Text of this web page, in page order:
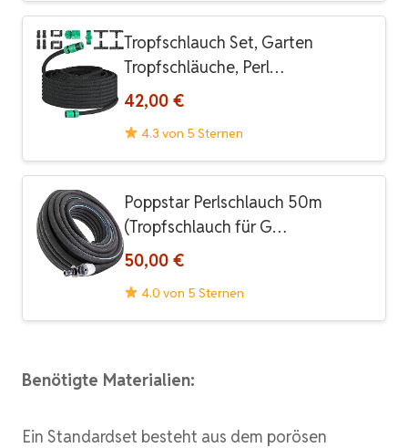
Tropfschlauch Set, Garten
Tropfschläuche, Perl…
42,00 €
4.3 von 5 Sternen
Poppstar Perlschlauch 50m
(Tropfschlauch für G…
50,00 €
4.0 von 5 Sternen
Benötigte Materialien:
Ein Standardset besteht aus dem porösen